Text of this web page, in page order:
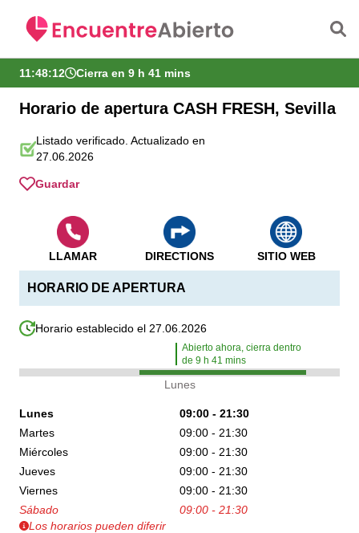
11:48:13 Cierra en 9 h 41 mins
Horario de apertura CASH FRESH, Sevilla
Listado verificado. Actualizado en
27.06.2026
Guardar
HORARIO DE APERTURA
Horario establecido el 27.06.2026
Abierto ahora, cierra dentro
de9 h41 mins
Lunes
Lunes
09:00 - 21:30
Martes
09:00 - 21:30
Miércoles
09:00 - 21:30
Jueves
09:00 - 21:30
Viernes
09:00 - 21:30
Sábado
09:00 - 21:30
Los horarios pueden diferir
LLAMAR DIRECTIONS SITIO WEB